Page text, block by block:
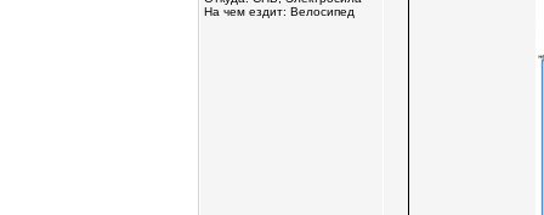
На чем ездит: Велосипед